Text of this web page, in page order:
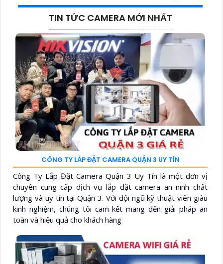
TIN TỨC CAMERA MỚI NHẤT
CÔNG TY LẮP ĐẶT CAMERA QUẬN 3 UY TÍN
Công Ty Lắp Đặt Camera Quận 3 Uy Tín là một đơn vị
chuyên cung cấp dịch vụ lắp đặt camera an ninh chất
lượng và uy tín tại Quận 3. Với đội ngũ kỹ thuật viên giàu
kinh nghiệm, chúng tôi cam kết mang đến giải pháp an
toàn và hiệu quả cho khách hàng